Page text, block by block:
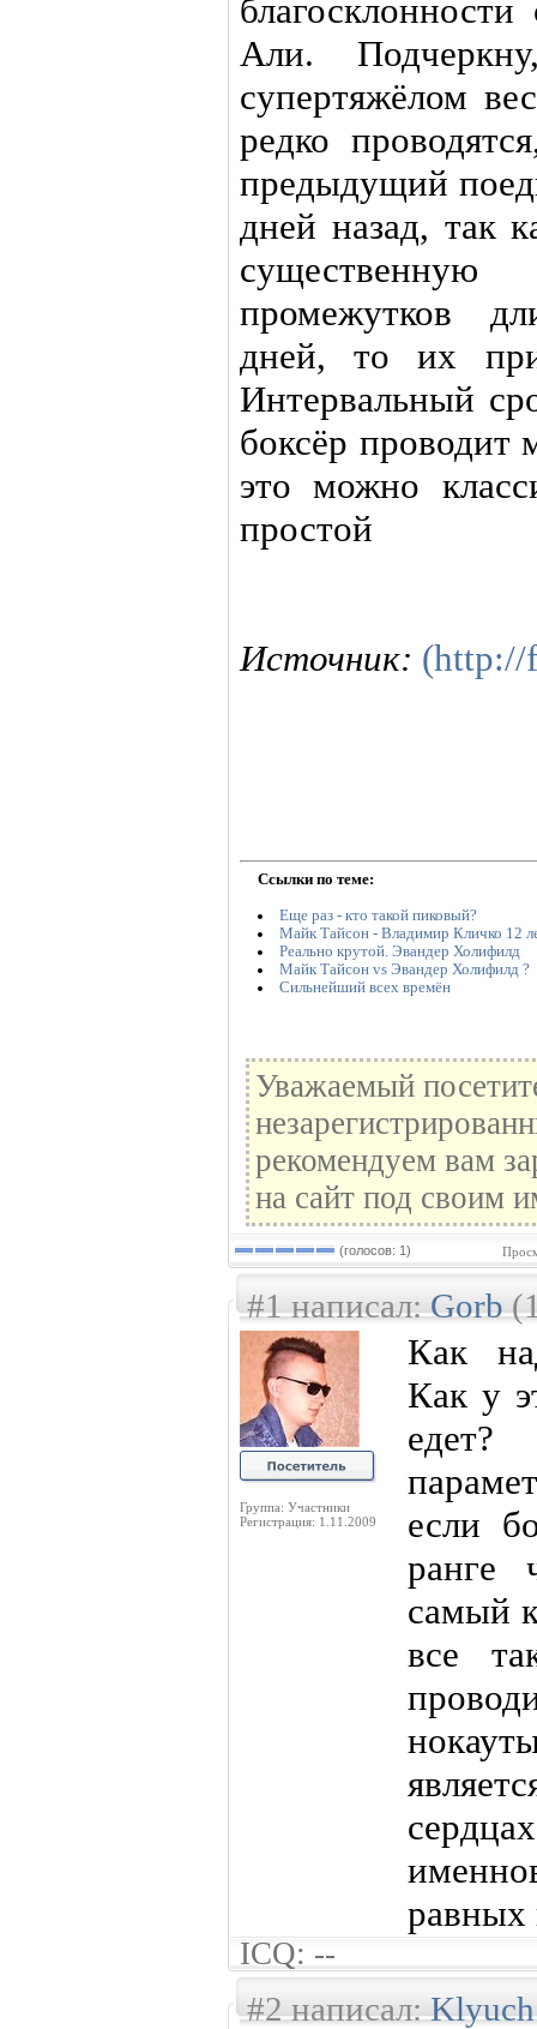
Али.
супертяжёлом
редко
предыдущий
дней назад, так
промежутков
дней, то их
Интервальный
боксёр проводит
это можно
простой
Источник: (http://
Ссылки по теме:
Еще раз - кто такой пиковый?
Майк Тайсон - Владимир Кличко 12
Реально крутой. Эвандер Холифилд
Майк Тайсон vs Эвандер Холифилд ?
Сильнейший всех времён
Уважаемый
рекомендуем вам
на сайт под своим
(голосов: 1)
#1 написал:Gorb
Группа: Участники
Регистрация: 1.11.2009
Как
Как у
едет?
если
ранге
самый
все
равных
ICQ: --
#2 написал:Klyuch